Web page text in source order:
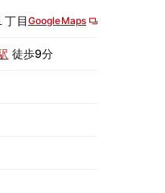
丁目GoogleMaps
徒歩9分